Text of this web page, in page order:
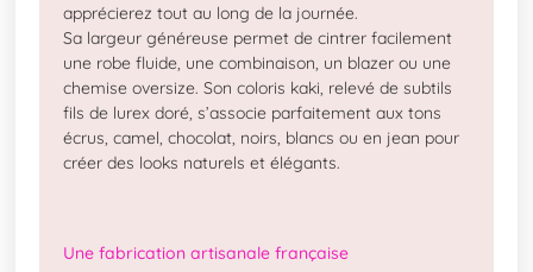
apprécierez tout au long de la journée.
Sa largeur généreuse permet de cintrer facilement
une robe fluide, une combinaison, un blazer ou une
chemise oversize. Son coloris kaki, relevé de subtils
fils de lurex doré, s’associe parfaitement aux tons
écrus, camel, chocolat, noirs, blancs ou en jean pour
créer des looks naturels et élégants.
Une fabrication artisanale française